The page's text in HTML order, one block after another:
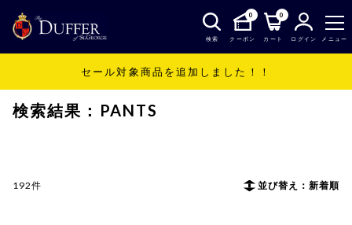
検索
0
クーポン
0
カート ログイン メニュー
セール対象商品を追加しました！！
PANTS
検索結果：PANTS
192件 並び替え：新着順